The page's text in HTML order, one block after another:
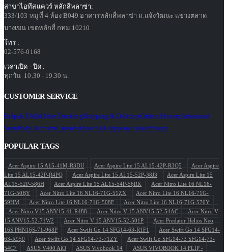
สาขาไอทีสแควร์ หลักสี่พลาซ่า:
333/103 หมู่ที่ 4 ห้อง B049 อาคารหลักสี่พลาซ่า ถ.แจ้งวัฒนะ แขวงตลาด
บางเขน เขตหลักสี่ กทม.10210
โทร :
02-576-0168
เวลาเปิด - ปิด :
ทุกวัน 10.30 - 19.30 น.
CUSTOMER SERVICE
Help & FAQsOrder TrackingShipping & DeliveryOrders HistoryAdvanced
SearchMy AccountCareersAbout UsCorporate SalesPrivacy
POPULAR TAGS
Acer Aspire 15 A15-41M-R3DU Acer Aspire Lite 15 AL15-42P-R3Q5
Acer Aspire
Lite 15 AL15-42P-R4PQ
Acer Aspire Lite 15 AL15-52P-38J3
Acer Aspire Lite 15
AL15-52P-586H
Acer Aspire Lite 15 AL15-54P-56RK
Acer Nitro Lite 16 NL16-
71G-50BY
Acer Nitro Lite 16 NL16-71G-51ZX
Acer Nitro Lite 16 NL16-71G-
59HM
Acer Nitro Lite 16 NL16-71G-508F
Acer Nitro Lite 16 NL16-71G-576Y
Acer Nitro V15 ANV15-41-R488
Acer Nitro V 15 ANV15-52-54AC
Acer Nitro V
15 ANV15-52-71W2
Acer Nitro V 15 ANV15-52-501P
Acer Predator Helios Neo
16S PHN16S-71-968P
Acer Swift Go 14 SFG14-63-R1F1
Acer Swift Go 14 SFG14-
63-R950
Acer Swift Go 14 SFG14-73-71ZY
Acer Swift Go SFG14-73 SFG14-73-
54C7
ASUS V400 AiO ASUS Vivobook 14
ASUS VIVOBOOK 14 FLIP -